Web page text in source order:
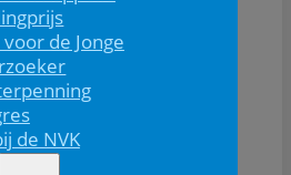
voor de Jonge
de NVK